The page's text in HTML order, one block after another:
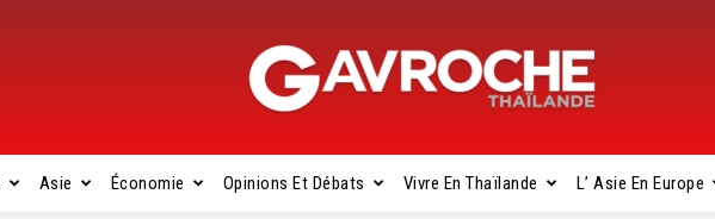
Gavroche
Asie Économie Opinions Et Débats Vivre En Thaïlande L’ Asie En Europe